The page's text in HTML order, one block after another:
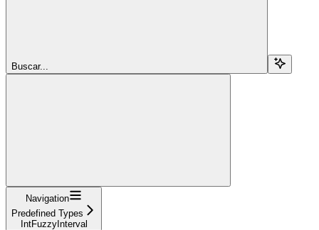
Buscar...
Navigation
Predefined Types
IntFuzzyInterval